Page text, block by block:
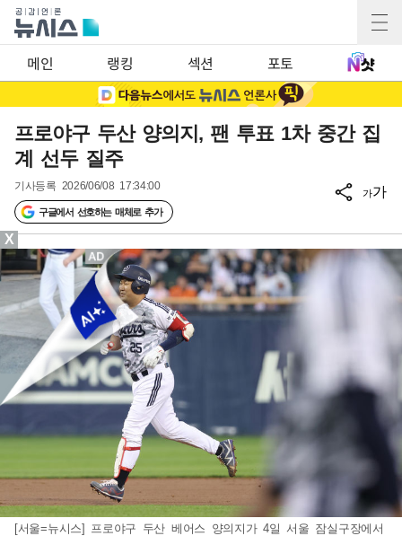
메인 랭킹 섹션 포토
프로야구 두산 양의지, 팬 투표 1차 중간 집
계 선두 질주
기사등록 2026/06/08 17:34:00
구글에서 선호하는 매체로 추가
가가
[서울=뉴시스] 프로야구 두산 베어스 양의지가 4일 서울 잠실구장에서
X